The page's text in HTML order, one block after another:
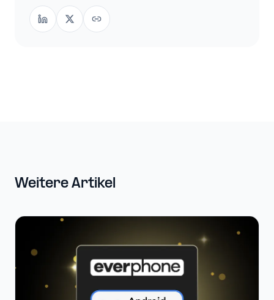
Weitere Artikel